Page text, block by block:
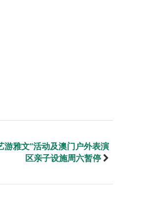
游雅文”活动及澳门户外表演
区亲子设施周六暂停